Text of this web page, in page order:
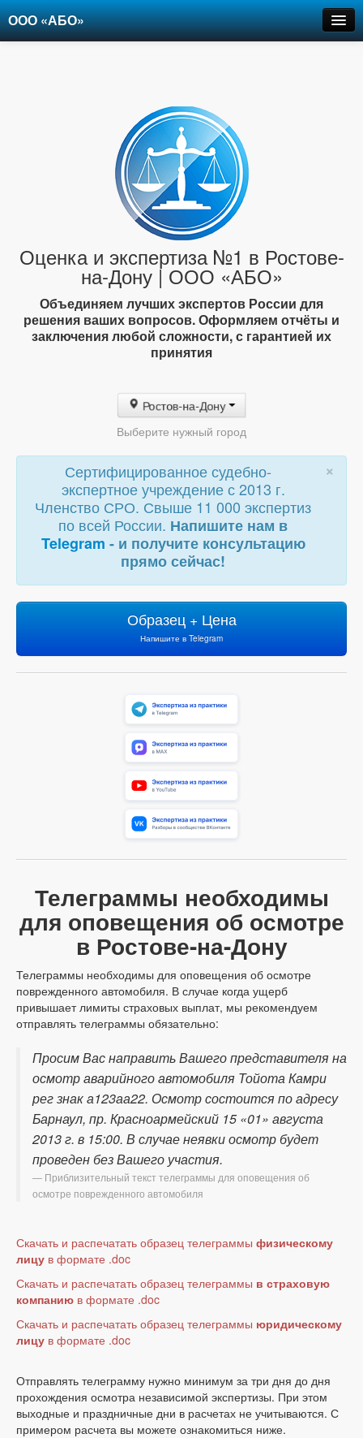
ООО «АБО»
Оценка и экспертиза №1 в Ростове-
на-Дону | ООО «АБО»
Объединяем лучших экспертов России для
решения ваших вопросов. Оформляем отчёты и
заключения любой сложности, с гарантией их
принятия
Ростов-на-Дону
Выберите нужный город
×
Сертифицированное судебно-
экспертное учреждение с 2013 г.
Членство СРО. Свыше 11 000 экспертиз
по всей России. Напишите нам в
Telegram - и получите консультацию
прямо сейчас!
Образец + Цена
Напишите в Telegram
Телеграммы необходимы
для оповещения об осмотре
в Ростове-на-Дону
Телеграммы необходимы для оповещения об осмотре
поврежденного автомобиля. В случае когда ущерб
привышает лимиты страховых выплат, мы рекомендуем
отправлять телеграммы обязательно:
Просим Вас направить Вашего представителя на
осмотр аварийного автомобиля Тойота Камри
рег знак а123аа22. Осмотр состоится по адресу
Барнаул, пр. Красноармейский 15 «01» августа
2013 г. в 15:00. В случае неявки осмотр будет
проведен без Вашего участия.
Приблизительный текст телеграммы для оповещения об
осмотре поврежденного автомобиля
Скачать и распечатать образец телеграммы физическому
лицу в формате .doc
Скачать и распечатать образец телеграммы в страховую
компанию в формате .doc
Скачать и распечатать образец телеграммы юридическому
лицу в формате .doc
Отправлять телеграмму нужно минимум за три дня до дня
прохождения осмотра независимой экспертизы. При этом
выходные и праздничные дни в расчетах не учитываются. С
примером расчета вы можете ознакомиться ниже.